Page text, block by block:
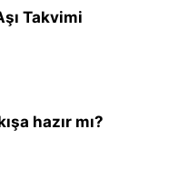
Takvimi
hazır mı?